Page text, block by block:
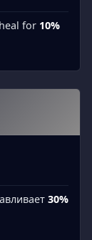
for 10%
30%